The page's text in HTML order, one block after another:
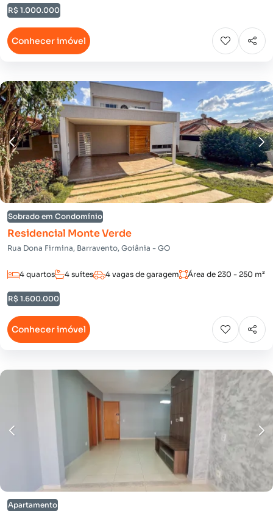
R$ 1.000.000
Conhecer imóvel
Sobrado em Condomínio
Residencial Monte Verde
Rua Dona Firmina, Barravento, Goiânia - GO
4 quartos 4 suítes 4 vagas de garagem Área de 230 - 250 m²
R$ 1.600.000
Conhecer imóvel
Apartamento